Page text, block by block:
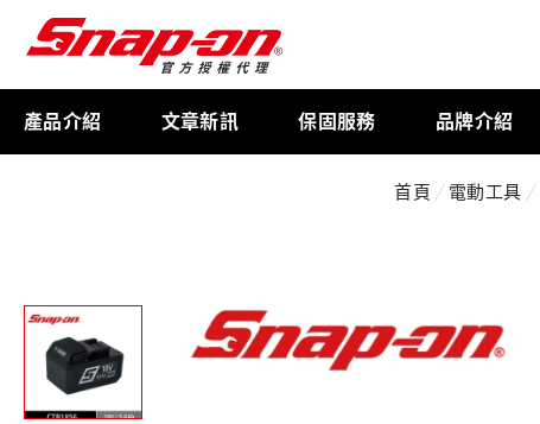
產品介紹
扭力扳手
文章新訊 保固服務 品牌介紹
首頁 電動工具